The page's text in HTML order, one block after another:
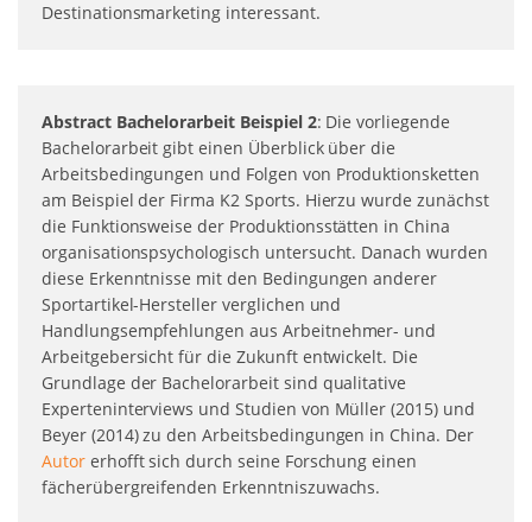
Destinationsmarketing interessant.
Abstract Bachelorarbeit Beispiel 2: Die vorliegende
Bachelorarbeit gibt einen Überblick über die
Arbeitsbedingungen und Folgen von Produktionsketten
am Beispiel der Firma K2 Sports. Hierzu wurde zunächst
die Funktionsweise der Produktionsstätten in China
organisationspsychologisch untersucht. Danach wurden
diese Erkenntnisse mit den Bedingungen anderer
Sportartikel-Hersteller verglichen und
Handlungsempfehlungen aus Arbeitnehmer- und
Arbeitgebersicht für die Zukunft entwickelt. Die
Grundlage der Bachelorarbeit sind qualitative
Experteninterviews und Studien von Müller (2015) und
Beyer (2014) zu den Arbeitsbedingungen in China. Der
Autorerhofft sich durch seine Forschung einen
fächerübergreifenden Erkenntniszuwachs.